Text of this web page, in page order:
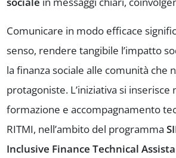
Comunicare in modo efficace
senso, rendere tangibile l’impatto
la finanza sociale alle comunità che
protagoniste. L’iniziativa si inserisce
formazione e accompagnamento
RITMI, nell’ambito del programma
Inclusive Finance Technical